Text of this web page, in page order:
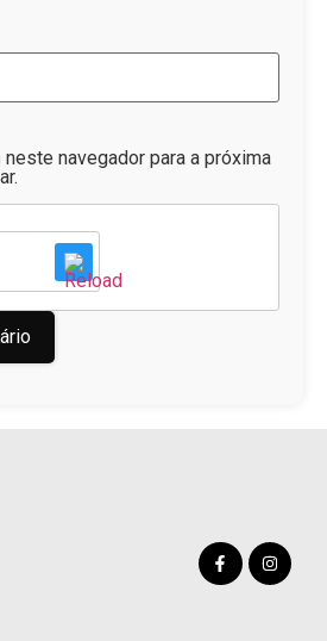
navegador para a próxima